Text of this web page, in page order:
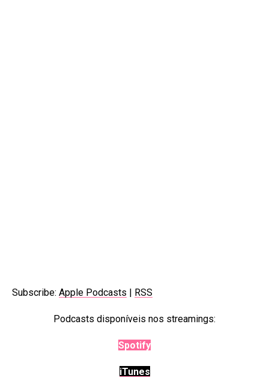
Subscribe: Apple Podcasts | RSS
Podcasts disponíveis nos streamings:
Spotify
iTunes